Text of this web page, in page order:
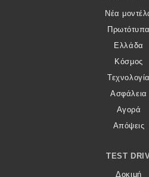
Νέα
Πρωτότυπα
Ελλάδα
Κόσμος
Τεχνολογία
Ασφάλεια
Αγορά
Απόψεις
TEST
Δοκιμή